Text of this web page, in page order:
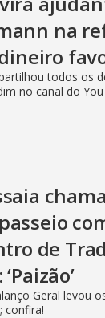
na
todos os
no canal do
de
Geral levou
confira!